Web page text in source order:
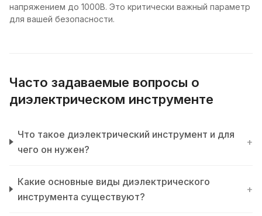
напряжением до 1000В. Это критически важный параметр
для вашей безопасности.
Часто задаваемые вопросы о
диэлектрическом инструменте
Что такое диэлектрический инструмент и для
чего он нужен?
+
Какие основные виды диэлектрического
инструмента существуют?
+